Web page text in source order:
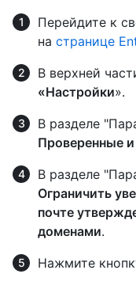
Перейдите к
на странице
В верхней
«Настройки».
В разделе
Проверенные
В разделе
Ограничить
почте
доменами.
Нажмите